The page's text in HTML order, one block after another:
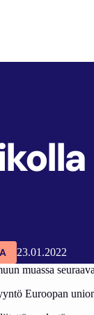
23.01.2022
muassa
Euroopan